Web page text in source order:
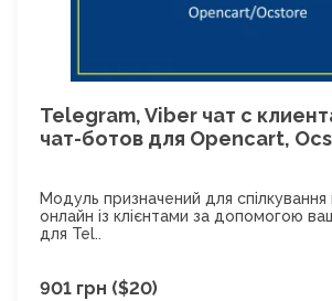
Telegram, Viber чат с
чат-ботов для Opencart,
Модуль призначений для спілкування
онлайн із клієнтами за допомогою
для Tel..
901 грн ($20)